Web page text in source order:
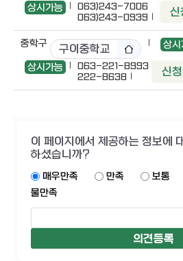
상시가능
063)243-7006
063)243-0939
신
중학구 구이중학교 상시
상시가능
063-221-8993
222-8638
신
이 페이지에서 제공하는 정보에
하셨습니까?
매우만족 만족 보통
불만족